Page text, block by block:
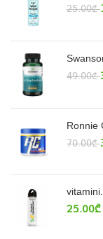
25.00₾
49.00₾
Ronnie
70.00₾
25.00₾